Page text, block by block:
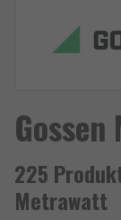
225
Metrawatt